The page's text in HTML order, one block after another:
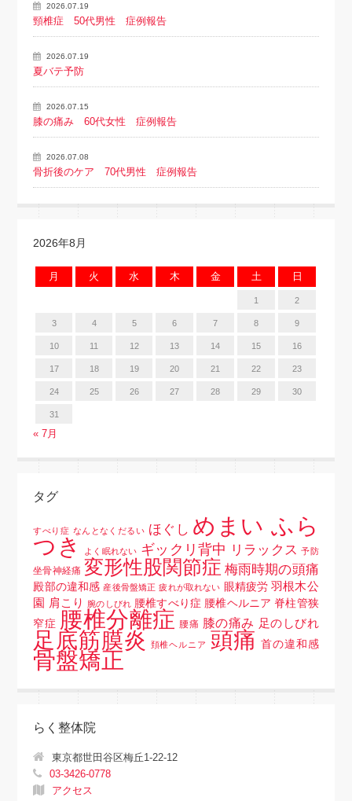
2026.07.19
頸椎症 50代男性 症例報告
2026.07.19
夏バテ予防
2026.07.15
膝の痛み 60代女性 症例報告
2026.07.08
骨折後のケア 70代男性 症例報告
2026年8月
月 火 水 木 金 土 日
1 2
3 4 5 6 7 8 9
10 11 12 13 14 15 16
17 18 19 20 21 22 23
24 25 26 27 28 29 30
31
« 7月
タグ
すべり症 なんとなくだるい ほぐし めまい ふら
つき
よく眠れない ギックリ背中 リラックス 予防
坐骨神経痛 変形性股関節症 梅雨時期の頭痛
殿部の違和感 産後骨盤矯正 疲れが取れない 眼精疲労 羽根木公
園 肩こり 腕のしびれ 腰椎すべり症 腰椎ヘルニア 脊柱管狭
窄症 腰椎分離症 腰痛 膝の痛み 足のしびれ
足底筋膜炎 頚椎ヘルニア 頭痛 首の違和感
骨盤矯正
らく整体院
東京都世田谷区梅丘1-22-12
03-3426-0778
アクセス